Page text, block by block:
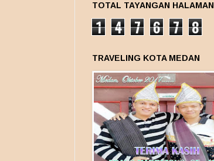
TOTAL TAYANGAN HALAMAN
1 4 7 6 7 8
TRAVELING KOTA MEDAN